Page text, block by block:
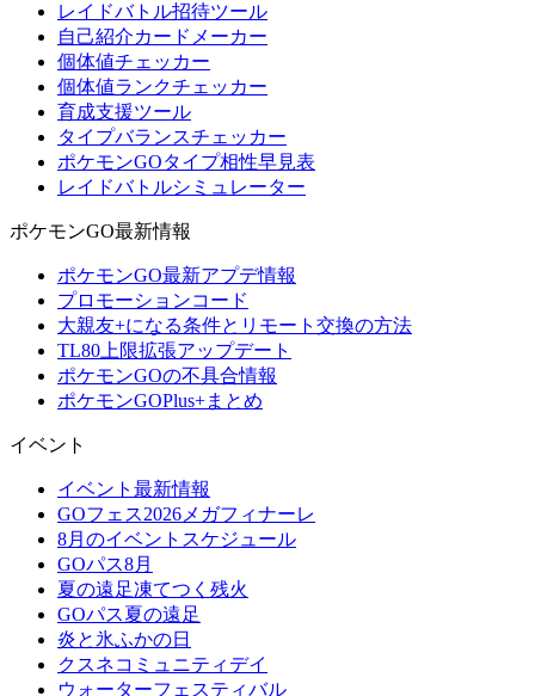
レイドバトル招待ツール
自己紹介カードメーカー
個体値チェッカー
個体値ランクチェッカー
育成支援ツール
タイプバランスチェッカー
ポケモンGOタイプ相性早見表
レイドバトルシミュレーター
ポケモンGO最新情報
ポケモンGO最新アプデ情報
プロモーションコード
大親友+になる条件とリモート交換の方法
TL80上限拡張アップデート
ポケモンGOの不具合情報
ポケモンGOPlus+まとめ
イベント
イベント最新情報
GOフェス2026メガフィナーレ
8月のイベントスケジュール
GOパス8月
夏の遠足凍てつく残火
GOパス夏の遠足
炎と氷ふかの日
クスネコミュニティデイ
ウォーターフェスティバル